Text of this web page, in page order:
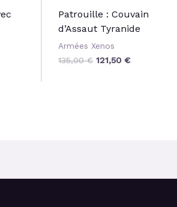
Patrouille : Couvain
d’Assaut Tyranide
Armées Xenos
135,00€ 121,50 €